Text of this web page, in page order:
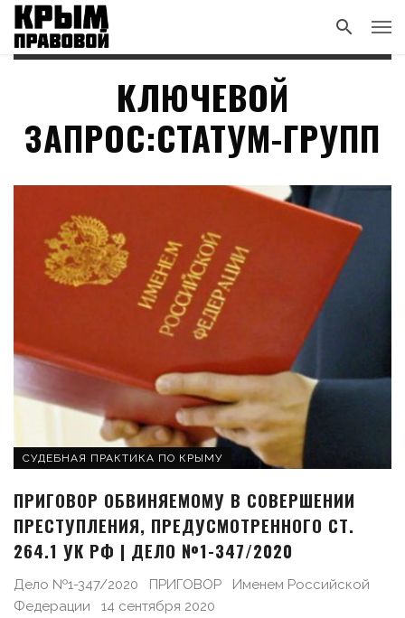
КЛЮЧЕВОЙ
ЗАПРОС:СТАТУМ-ГРУПП
СУДЕБНАЯ ПРАКТИКА ПО КРЫМУ
ПРИГОВОР ОБВИНЯЕМОМУ В СОВЕРШЕНИИ
ПРЕСТУПЛЕНИЯ, ПРЕДУСМОТРЕННОГО СТ.
264.1 УК РФ | ДЕЛО №1-347/2020
Дело №1-347/2020 ПРИГОВОР Именем Российской
Федерации 14 сентября 2020